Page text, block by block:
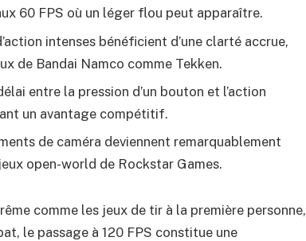
60 FPS où un léger flou peut apparaître.
intenses bénéficient d’une clarté accrue,
de Bandai Namco comme Tekken.
entre la pression d’un bouton et l’action
un avantage compétitif.
de caméra deviennent remarquablement
open-world de Rockstar Games.
comme les jeux de tir à la première personne,
le passage à 120 FPS constitue une